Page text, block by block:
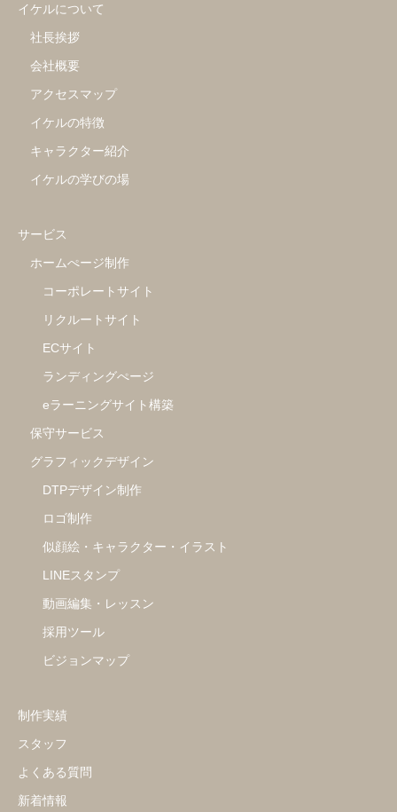
イケルについて
社長挨拶
会社概要
アクセスマップ
イケルの特徴
キャラクター紹介
イケルの学びの場
サービス
ホームぺージ制作
コーポレートサイト
リクルートサイト
ECサイト
ランディングぺージ
eラーニングサイト構築
保守サービス
グラフィックデザイン
DTPデザイン制作
ロゴ制作
似顔絵・キャラクター・イラスト
LINEスタンプ
動画編集・レッスン
採用ツール
ビジョンマップ
制作実績
スタッフ
よくある質問
新着情報